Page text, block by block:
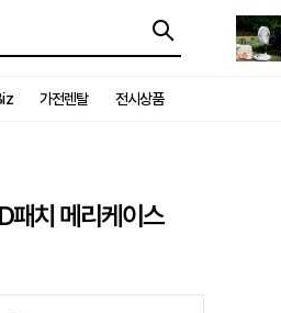
가전렌탈 전시상품
치 메리케이스